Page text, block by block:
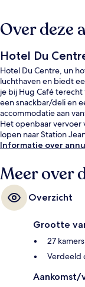
Over deze
Hotel Du
Hotel Du Centre, un
luchthaven en biedt
je bij Hug Café
een snackbar/deli en
accommodatie aan
Het openbaar vervoer
lopen naar Station
Informatie over
Meer over
Overzicht
Grootte
27 kamers
Verdeeld
Aankomst/